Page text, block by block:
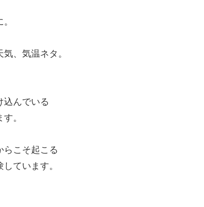
。
、気温ネタ。
込んでいる
。
らこそ起こる
ています。